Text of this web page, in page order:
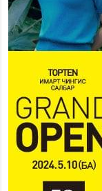
2026 оны 7 сар 21 / 16
Тусгай замын
хорооны ээлжит
Ерөнхий сайд
суугаа Элчин сайд
авч уулзав
2026 оны 7 сар 21 / 16
БҮГД НАЙРАМДАХ
ЭДИЙН ЗАСГИЙН
ӨРГӨЖҮҮЛНЭ
2026 оны 7 сар 21 / 16